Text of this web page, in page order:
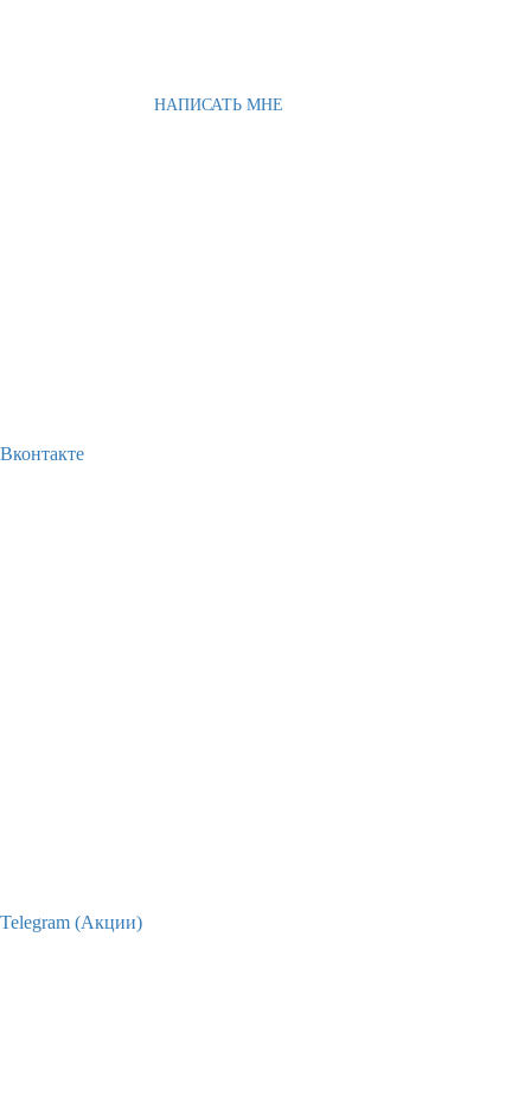
НАПИСАТЬ МНЕ
Вконтакте
Telegram (Акции)